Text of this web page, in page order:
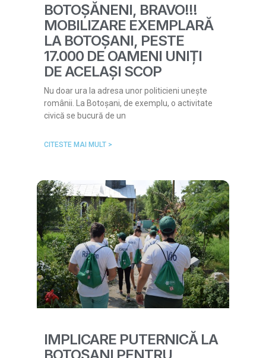
BOTOȘĂNENI, BRAVO!!!
MOBILIZARE EXEMPLARĂ
LA BOTOȘANI, PESTE
17.000 DE OAMENI UNIȚI
DE ACELAȘI SCOP
Nu doar ura la adresa unor politicieni unește
românii. La Botoșani, de exemplu, o activitate
civică se bucură de un
CITESTE MAI MULT >
IMPLICARE PUTERNICĂ LA